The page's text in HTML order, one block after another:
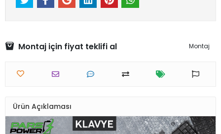
Montaj için fiyat teklifi al Montaj
Ürün Açıklaması